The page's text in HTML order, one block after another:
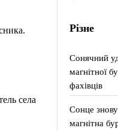
села
Різне
Сонячний
магнітної
фахівців
Сонце
магнітна